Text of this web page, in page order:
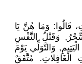
قَالُوا: وَمَا هُنَّ يَا
وَقَتْلُ النَّفْسِ
وَالتَّوَلِّي يَوْمَ
الْغَافِلاتِ. مُتَّفَقٌ